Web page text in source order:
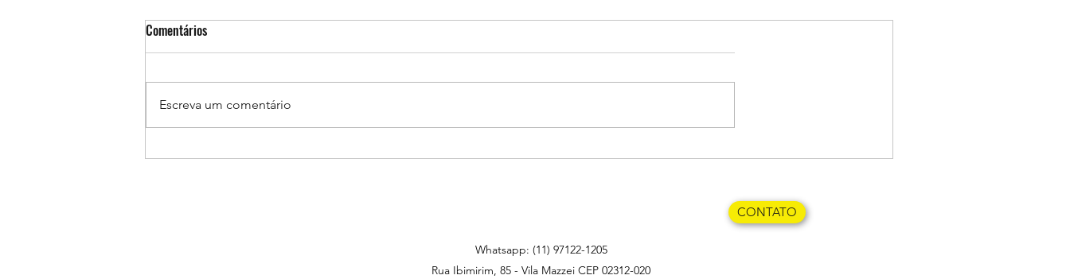
Como ajudar as crianças a dormir
Filhos (e pais) devem acreditar em
Preciso usar pasta fluoretada para
Comentários
Escreva um comentário
CONTATO
Whatsapp: (11) 97122-1205
Rua Ibimirim, 85 - Vila Mazzei CEP 02312-020